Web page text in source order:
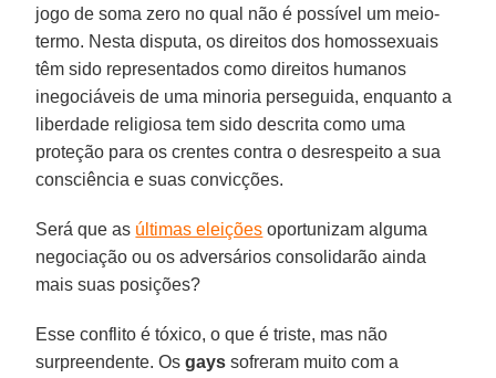
jogo de soma zero no qual não é possível um meio-
termo. Nesta disputa, os direitos dos homossexuais
têm sido representados como direitos humanos
inegociáveis de uma minoria perseguida, enquanto a
liberdade religiosa tem sido descrita como uma
proteção para os crentes contra o desrespeito a sua
consciência e suas convicções.
Será que as últimas eleições oportunizam alguma
negociação ou os adversários consolidarão ainda
mais suas posições?
Esse conflito é tóxico, o que é triste, mas não
surpreendente. Osgays sofreram muito com a